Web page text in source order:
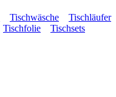
Tischwäsche
Tischläufer
Tischfolie
Tischsets